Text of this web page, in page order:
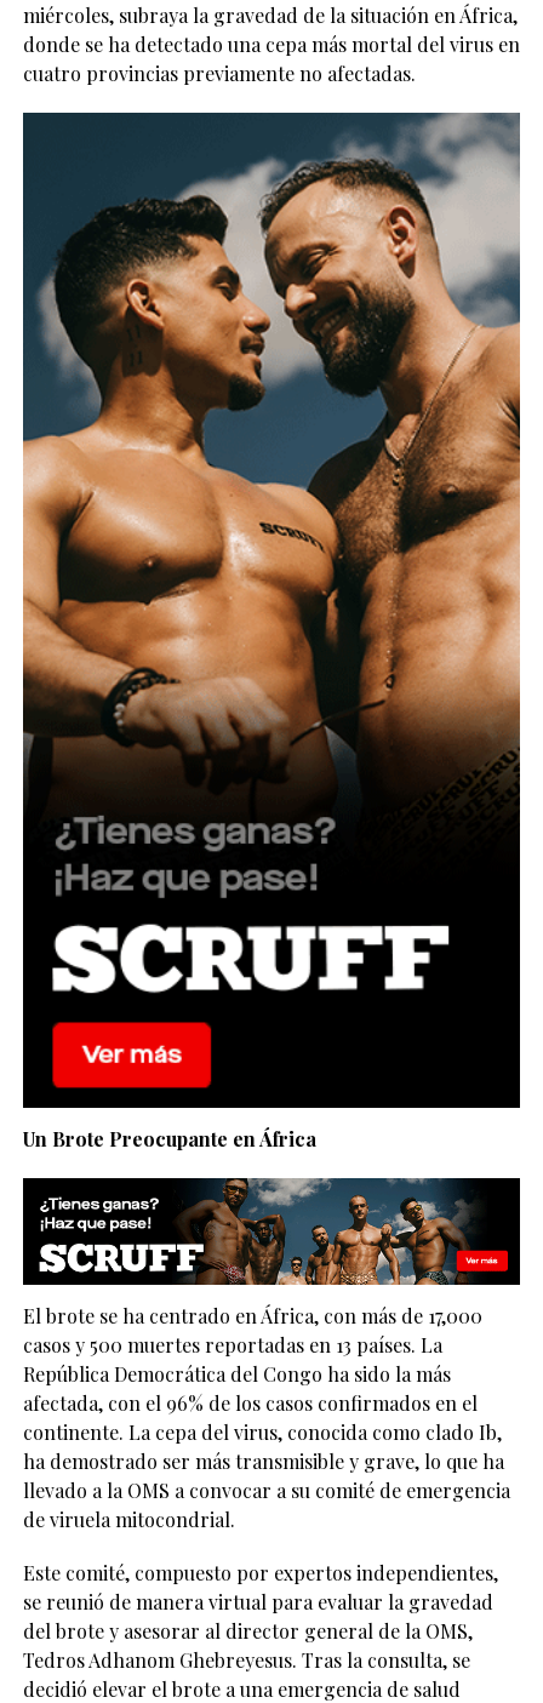
miércoles, subraya la gravedad de la situación en África,
donde se ha detectado una cepa más mortal del virus en
cuatro provincias previamente no afectadas.
Un Brote Preocupante en África
El brote se ha centrado en África, con más de 17,000
casos y 500 muertes reportadas en 13 países. La
República Democrática del Congo ha sido la más
afectada, con el 96% de los casos confirmados en el
continente. La cepa del virus, conocida como clado Ib,
ha demostrado ser más transmisible y grave, lo que ha
llevado a la OMS a convocar a su comité de emergencia
de viruela mitocondrial.
Este comité, compuesto por expertos independientes,
se reunió de manera virtual para evaluar la gravedad
del brote y asesorar al director general de la OMS,
Tedros Adhanom Ghebreyesus. Tras la consulta, se
decidió elevar el brote a una emergencia de salud